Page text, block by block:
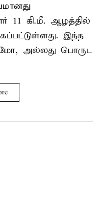
11 கி.மீ. ஆழத்தில்
இந்த
அல்லது பொருட